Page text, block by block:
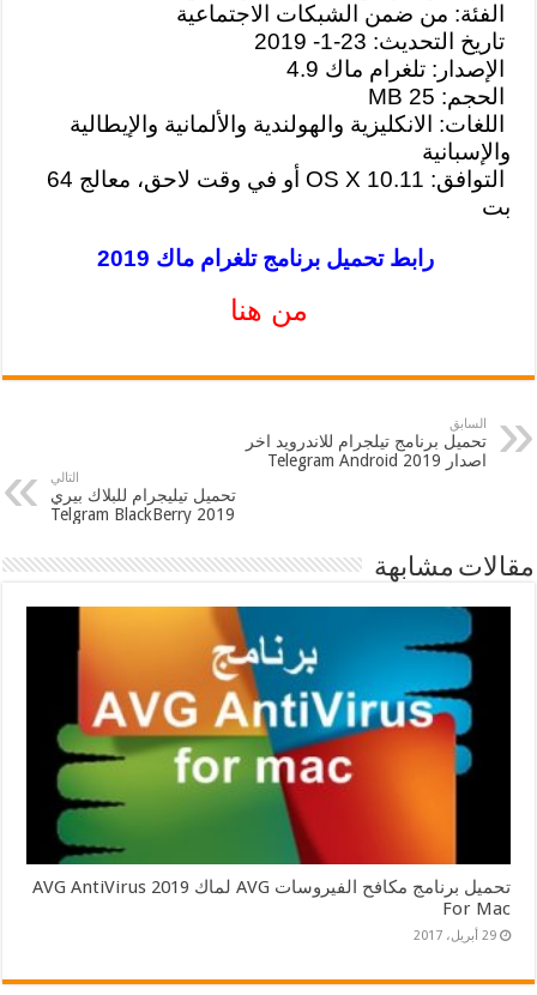
الفئة: من ضمن الشبكات الاجتماعية
تاريخ التحديث: 23-1- 2019
الإصدار: تلغرام ماك 4.9
الحجم: 25 MB
اللغات: الانكليزية والهولندية والألمانية والإيطالية
والإسبانية
التوافق: OS X 10.11 أو في وقت لاحق، معالج 64
بت
رابط تحميل برنامج تلغرام ماك 2019
من هنا
السابق
تحميل برنامج تيلجرام للاندرويد اخر
اصدار Telegram Android 2019
التالي
تحميل تيليجرام للبلاك بيري
Telgram BlackBerry 2019
مقالات مشابهة
تحميل برنامج مكافح الفيروسات AVG لماك 2019 AVG AntiVirus
For Mac
29 أبريل، 2017